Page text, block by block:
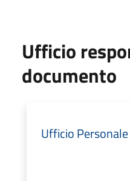
Ufficio
documento
Ufficio Personale